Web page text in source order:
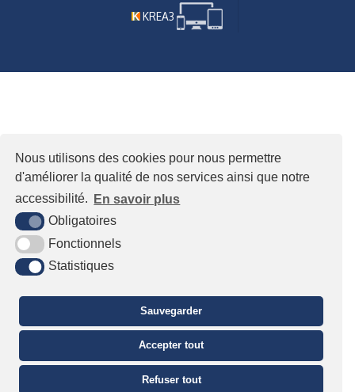
Nous utilisons des cookies pour nous permettre
d'améliorer la qualité de nos services ainsi que notre
accessibilité.
En savoir plus
Obligatoires
Fonctionnels
Statistiques
Sauvegarder
Accepter tout
Refuser tout
KREA3